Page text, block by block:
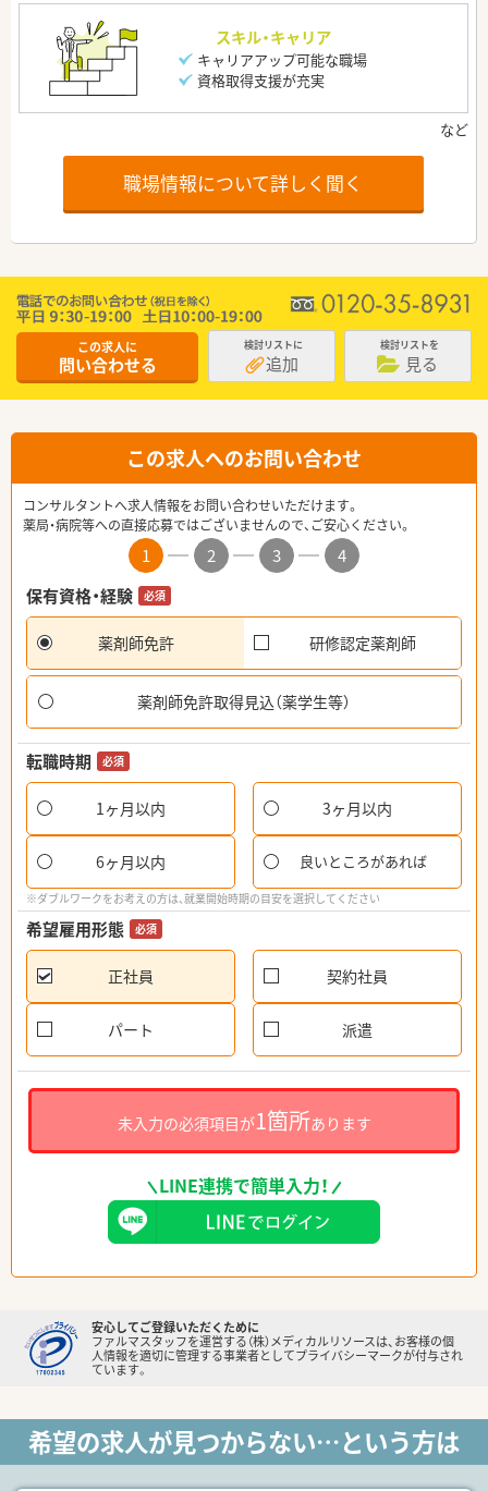
スキル・キャリア
キャリアアップ可能な職場
資格取得支援が充実
職場情報について詳しく聞く
この求人に
問い合わせる
検討リストに
追加
検討リストを
見る
この求人へのお問い合わせ
コンサルタントへ求人情報をお問い合わせいただけます。
薬局・病院等への直接応募ではございませんので、ご安心ください。
1 2 3
4
保有資格・経験
必須
薬剤師免許 研修認定薬剤師
薬剤師免許取得見込（薬学生等）
転職時期 必須
1ヶ月以内 3ヶ月以内
6ヶ月以内 良いところがあれば
※ダブルワークをお考えの方は、就業開始時期の目安を選択してください
希望雇用形態 必須
正社員 契約社員
パート 派遣
未入力の必須項目が1箇所あります
LINE連携で簡単入力！
安心してご登録いただくために
ファルマスタッフを運営する（株）メディカルリソースは、お客様の個
人情報を適切に管理する事業者としてプライバシーマークが付与され
ています。
希望の求人が見つからない…という方は